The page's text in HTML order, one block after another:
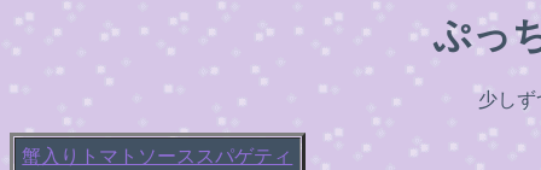
ぷっ
少しず
蟹入りトマトソーススパゲティ